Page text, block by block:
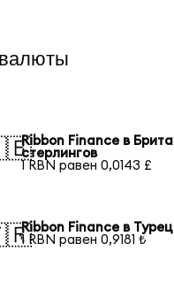
Ribbon Finance в
стерлингов
1 RBN равен 0,0143 £
Ribbon Finance в
1 RBN равен 0,9181 ₺